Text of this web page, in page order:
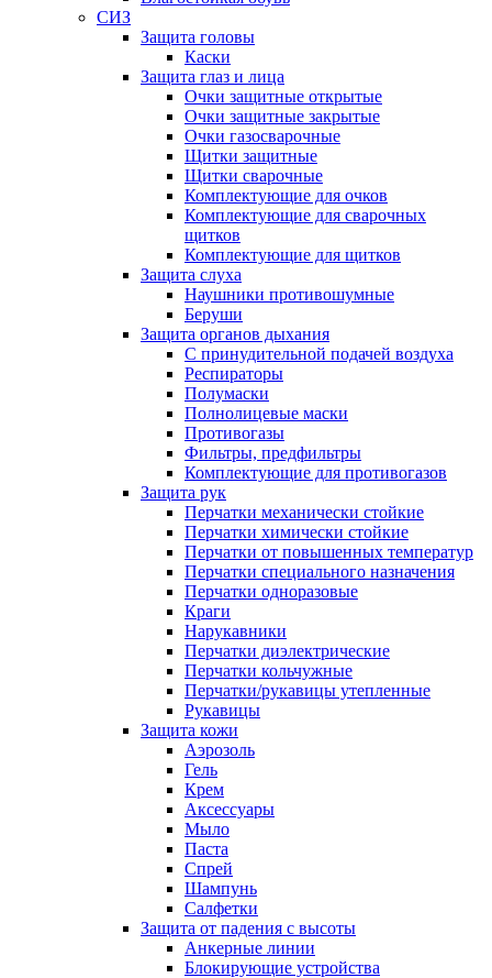
СИЗ
Защита головы
Каски
Защита глаз и лица
Очки защитные открытые
Очки защитные закрытые
Очки газосварочные
Щитки защитные
Щитки сварочные
Комплектующие для очков
Комплектующие для сварочных
щитков
Комплектующие для щитков
Защита слуха
Наушники противошумные
Беруши
Защита органов дыхания
С принудительной подачей воздуха
Респираторы
Полумаски
Полнолицевые маски
Противогазы
Фильтры, предфильтры
Комплектующие для противогазов
Защита рук
Перчатки механически стойкие
Перчатки химически стойкие
Перчатки от повышенных температур
Перчатки специального назначения
Перчатки одноразовые
Краги
Нарукавники
Перчатки диэлектрические
Перчатки кольчужные
Перчатки/рукавицы утепленные
Рукавицы
Защита кожи
Аэрозоль
Гель
Крем
Аксессуары
Мыло
Паста
Спрей
Шампунь
Салфетки
Защита от падения с высоты
Анкерные линии
Блокирующие устройства